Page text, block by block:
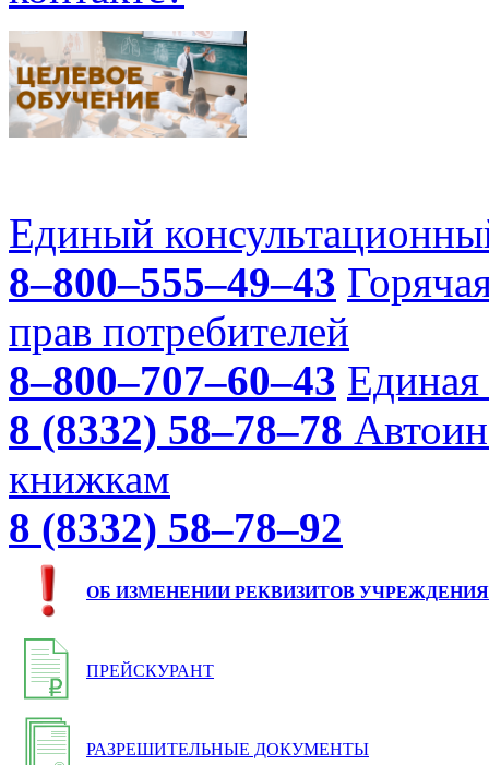
Единый
8–800–555–49–43
прав потребителей
8–800–707–60–43 Единая
8 (8332) 58–78–78
книжкам
8 (8332) 58–78–92
ОБ ИЗМЕНЕНИИ РЕКВИЗИТОВ УЧРЕЖДЕНИЯ
ПРЕЙСКУРАНТ
РАЗРЕШИТЕЛЬНЫЕ ДОКУМЕНТЫ